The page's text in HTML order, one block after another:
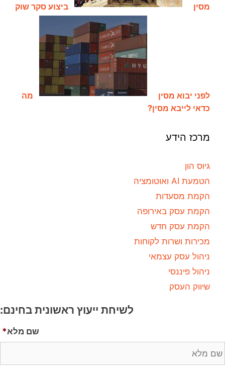
מסין ביצוע סקר שוק
לפני יבוא מסין
מה
כדאי לייבא מסין?
מרכז הידע
גיוס הון
הטמעת AI ואוטומציה
הקמת מסעדות
הקמת עסק באירופה
הקמת עסק חדש
מכירות ושרות לקוחות
ניהול עסק עצמאי
ניהול פיננסי
שיווק העסק
לשיחת ייעוץ ראשונית בחינם:
שם מלא*